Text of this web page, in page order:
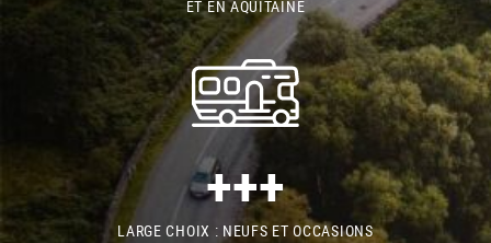
ET EN AQUITAINE
+++
LARGE CHOIX : NEUFS ET OCCASIONS